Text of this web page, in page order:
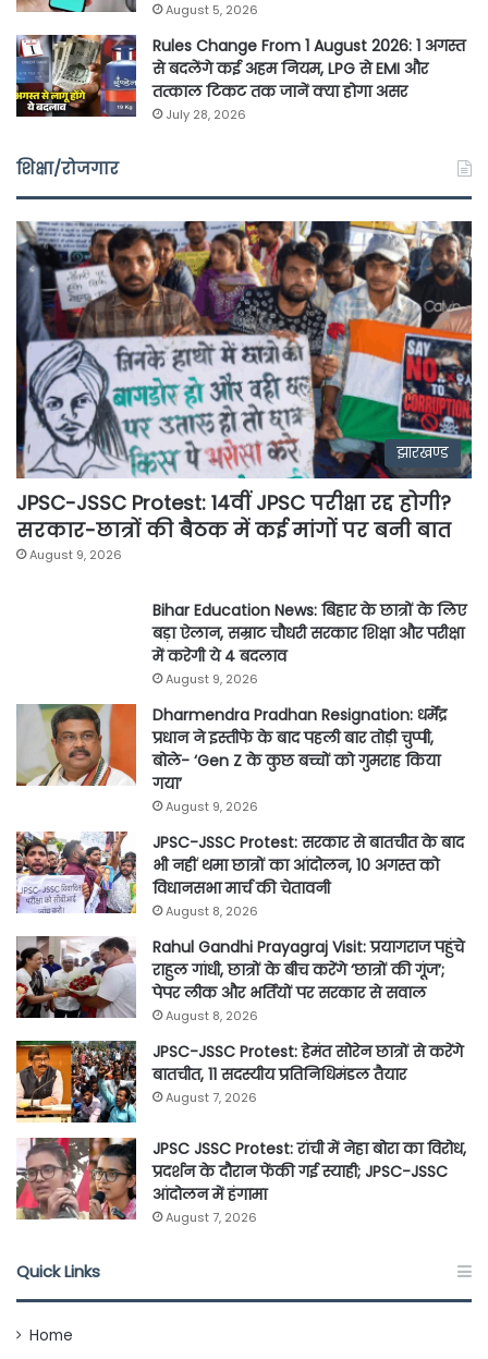
August 5, 2026
Rules Change From 1 August 2026: 1 अगस्त
से बदलेंगे कई अहम नियम, LPG से EMI और
तत्काल टिकट तक जानें क्या होगा असर
July 28, 2026
शिक्षा/रोजगार
झारखण्ड
JPSC-JSSC Protest: 14वीं JPSC परीक्षा रद्द होगी?
सरकार-छात्रों की बैठक में कई मांगों पर बनी बात
August 9, 2026
Bihar Education News: बिहार के छात्रों के लिए
बड़ा ऐलान, सम्राट चौधरी सरकार शिक्षा और परीक्षा
में करेगी ये 4 बदलाव
August 9, 2026
Dharmendra Pradhan Resignation: धर्मेंद्र
प्रधान ने इस्तीफे के बाद पहली बार तोड़ी चुप्पी,
बोले- ‘Gen Z के कुछ बच्चों को गुमराह किया
गया’
August 9, 2026
JPSC-JSSC Protest: सरकार से बातचीत के बाद
भी नहीं थमा छात्रों का आंदोलन, 10 अगस्त को
विधानसभा मार्च की चेतावनी
August 8, 2026
Rahul Gandhi Prayagraj Visit: प्रयागराज पहुंचे
राहुल गांधी, छात्रों के बीच करेंगे ‘छात्रों की गूंज’;
पेपर लीक और भर्तियों पर सरकार से सवाल
August 8, 2026
JPSC-JSSC Protest: हेमंत सोरेन छात्रों से करेंगे
बातचीत, 11 सदस्यीय प्रतिनिधिमंडल तैयार
August 7, 2026
JPSC JSSC Protest: रांची में नेहा बोरा का विरोध,
प्रदर्शन के दौरान फेंकी गई स्याही; JPSC-JSSC
आंदोलन में हंगामा
August 7, 2026
Quick Links
Home